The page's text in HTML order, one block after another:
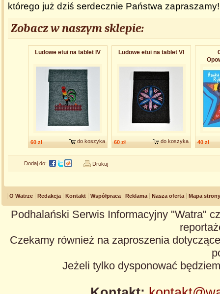
którego już dziś serdecznie Państwa zapraszamy!
Zobacz w naszym sklepie:
Ludowe etui na tablet IV
60 zł do koszyka
Ludowe etui na tablet VI
60 zł do koszyka 40 zł
Dodaj do: Drukuj
O Watrze Redakcja Kontakt Współpraca Reklama Nasza oferta Mapa strony
Podhalański Serwis Informacyjny "Watra"
Czekamy również na zaproszenia
Jeżeli tylko dysponować